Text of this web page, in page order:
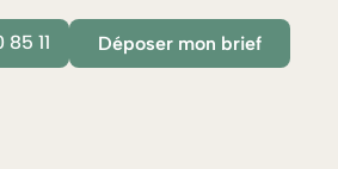
11 Déposer mon brief